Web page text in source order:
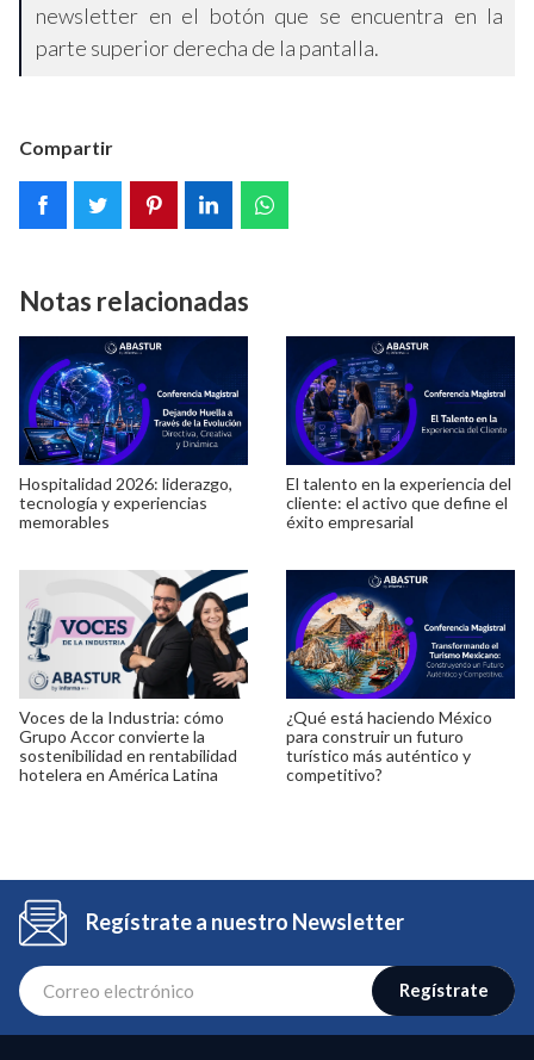
newsletter en el botón que se encuentra en la
parte superior derecha de la pantalla.
Compartir
Notas relacionadas
Hospitalidad 2026: liderazgo,
tecnología y experiencias
memorables
El talento en la experiencia del
cliente: el activo que define el
éxito empresarial
Voces de la Industria: cómo
Grupo Accor convierte la
sostenibilidad en rentabilidad
hotelera en América Latina
¿Qué está haciendo México
para construir un futuro
turístico más auténtico y
competitivo?
Regístrate a nuestro Newsletter
Regístrate